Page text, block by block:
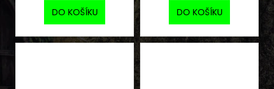
DO KOŠÍKU DO KOŠÍKU